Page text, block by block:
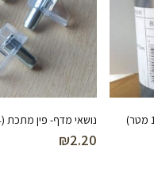
נושאי מדף- פין מתכת (4 יחידות)
₪2.20